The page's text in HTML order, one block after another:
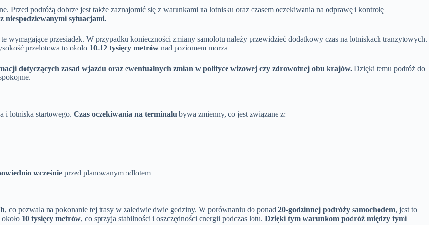
Przed podróżą dobrze jest także zaznajomić się z warunkami na lotnisku oraz czasem oczekiwania na odprawę i kontrolę
niespodziewanymi sytuacjami.
wymagające przesiadek. W przypadku konieczności zmiany samolotu należy przewidzieć dodatkowy czas na lotniskach tranzytowych.
przelotowa to około 10-12 tysięcy metrów nad poziomem morza.
dotyczących zasad wjazdu oraz ewentualnych zmian w polityce wizowej czy zdrowotnej obu krajów. Dzięki temu podróż do
i lotniska startowego. Czas oczekiwania na terminalu bywa zmienny, co jest związane z:
wcześnie przed planowanym odlotem.
, co pozwala na pokonanie tej trasy w zaledwie dwie godziny. W porównaniu do ponad 20-godzinnej podróży samochodem, jest to
10 tysięcy metrów, co sprzyja stabilności i oszczędności energii podczas lotu. Dzięki tym warunkom podróż między tymi